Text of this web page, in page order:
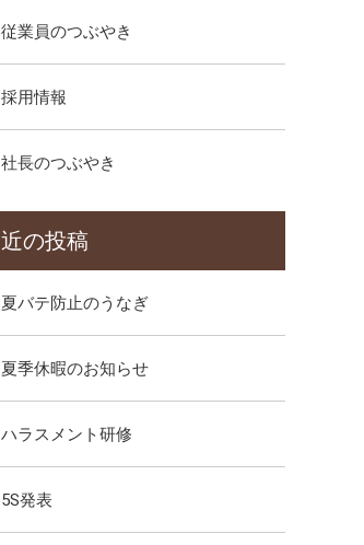
従業員のつぶやき
採用情報
社長のつぶやき
夏バテ防止のうなぎ
夏季休暇のお知らせ
ハラスメント研修
5S発表